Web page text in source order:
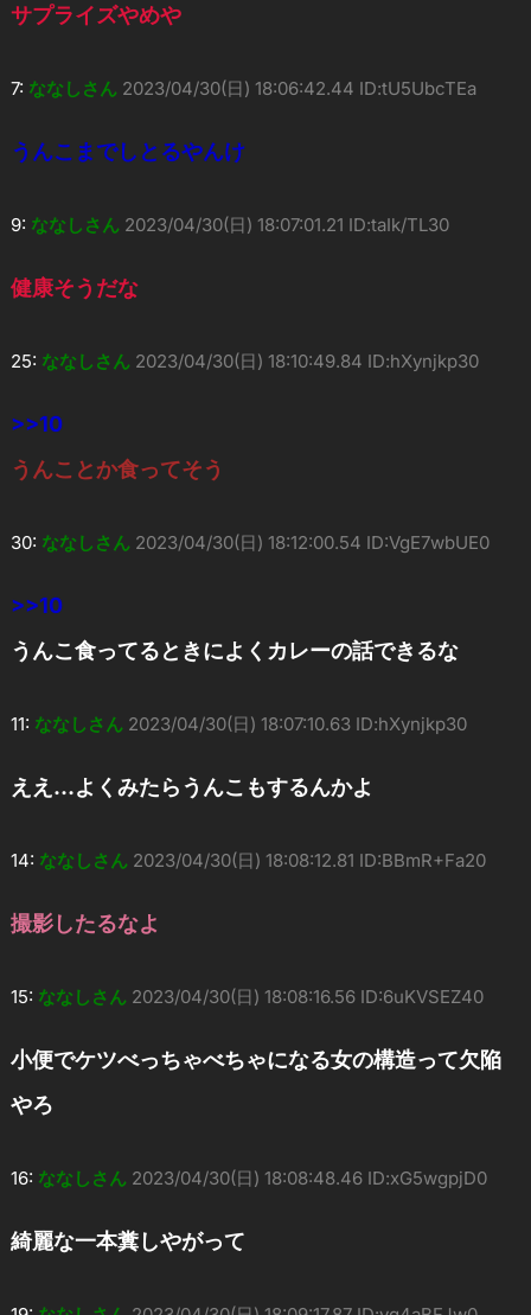
サプライズやめや
7: ななしさん 2023/04/30(日) 18:06:42.44 ID:tU5UbcTEa
うんこまでしとるやんけ
9: ななしさん 2023/04/30(日) 18:07:01.21 ID:taIk/TL30
健康そうだな
25: ななしさん 2023/04/30(日) 18:10:49.84 ID:hXynjkp30
>>10
うんことか食ってそう
30: ななしさん 2023/04/30(日) 18:12:00.54 ID:VgE7wbUE0
>>10
うんこ食ってるときによくカレーの話できるな
11: ななしさん 2023/04/30(日) 18:07:10.63 ID:hXynjkp30
ええ…よくみたらうんこもするんかよ
14: ななしさん 2023/04/30(日) 18:08:12.81 ID:BBmR+Fa20
撮影したるなよ
15: ななしさん 2023/04/30(日) 18:08:16.56 ID:6uKVSEZ40
小便でケツべっちゃべちゃになる女の構造って欠陥
やろ
16: ななしさん 2023/04/30(日) 18:08:48.46 ID:xG5wgpjD0
綺麗な一本糞しやがって